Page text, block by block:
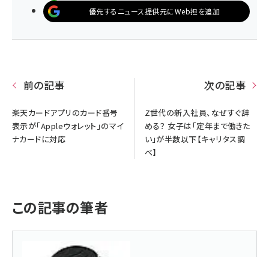
優先するニュース提供元にWeb担を追加
前の記事
楽天カードアプリのカード番号
表示が「Appleウォレット」のマイ
ナカードに対応
次の記事
Z世代の新入社員、なぜすぐ辞
める？ 女子は「定年まで働きた
い」が半数以下【キャリタス調
べ】
この記事の筆者